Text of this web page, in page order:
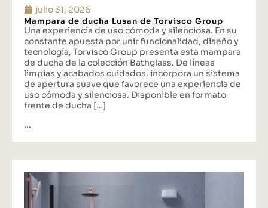
julio 31, 2026
Mampara de ducha Lusan de Torvisco Group
Una experiencia de uso cómoda y silenciosa. En su
constante apuesta por unir funcionalidad, diseño y
tecnología, Torvisco Group presenta esta mampara
de ducha de la colección Bathglass. De líneas
limpias y acabados cuidados, incorpora un sistema
de apertura suave que favorece una experiencia de
uso cómoda y silenciosa. Disponible en formato
frente de ducha […]
...